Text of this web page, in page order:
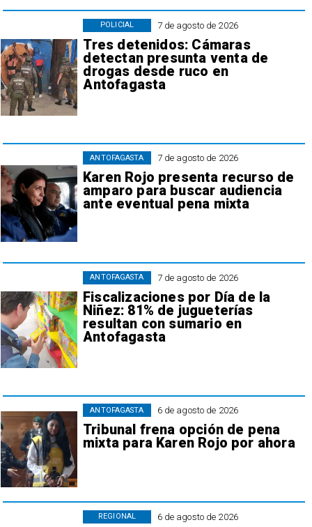
7 de agosto de 2026
Tres detenidos: Cámaras
detectan presunta venta de
drogas desde ruco en
Antofagasta
POLICIAL
7 de agosto de 2026
Karen Rojo presenta recurso de
amparo para buscar audiencia
ante eventual pena mixta
ANTOFAGASTA
7 de agosto de 2026
Fiscalizaciones por Día de la
Niñez: 81% de jugueterías
resultan con sumario en
Antofagasta
ANTOFAGASTA
6 de agosto de 2026
Tribunal frena opción de pena
mixta para Karen Rojo por ahora
ANTOFAGASTA
6 de agosto de 2026
REGIONAL